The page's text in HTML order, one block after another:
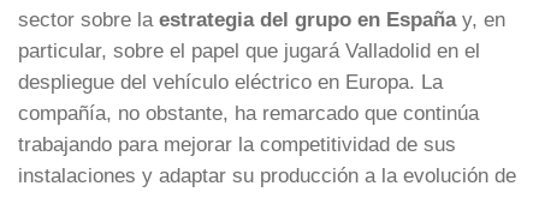
sector sobre la estrategia del grupo en Españay, en
particular, sobre el papel que jugará Valladolid en el
despliegue del vehículo eléctrico en Europa. La
compañía, no obstante, ha remarcado que continúa
trabajando para mejorar la competitividad de sus
instalaciones y adaptar su producción a la evolución de